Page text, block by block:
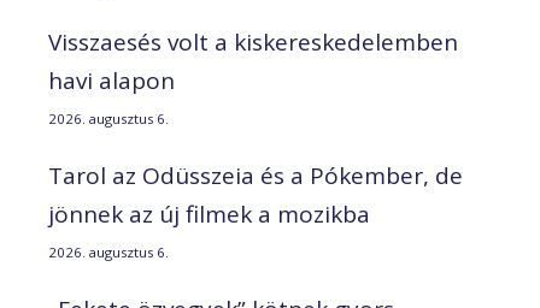
Visszaesés volt a kiskereskedelemben
havi alapon
2026. augusztus 6.
Tarol az Odüsszeia és a Pókember, de
jönnek az új filmek a mozikba
2026. augusztus 6.